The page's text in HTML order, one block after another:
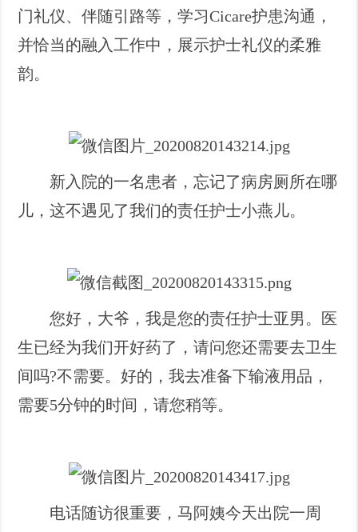
门礼仪、伴随引路等，学习Cicare护患沟通，
并恰当的融入工作中，展示护士礼仪的柔雅
韵。
新入院的一名患者，忘记了病房厕所在哪
儿，这不遇见了我们的责任护士小燕儿。
您好，大爷，我是您的责任护士亚男。医
生已经为我们开好药了，请问您还需要去卫生
间吗?不需要。好的，我去准备下输液用品，
需要5分钟的时间，请您稍等。
电话随访很重要，马阿姨今天出院一周